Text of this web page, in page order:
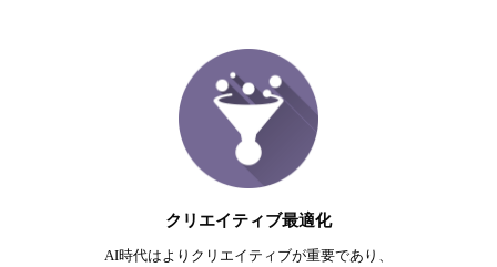
クリエイティブ最適化
AI時代はよりクリエイティブが重要であり、